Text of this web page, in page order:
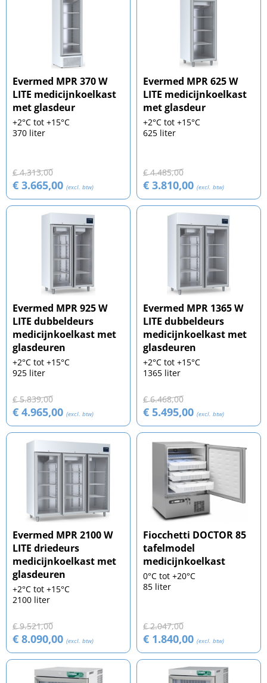
Evermed MPR 370 W
LITE medicijnkoelkast
met glasdeur
+2°C tot +15°C
370 liter
€ 4.313,00
€ 3.665,00 (excl. btw)
Evermed MPR 625 W
LITE medicijnkoelkast
met glasdeur
+2°C tot +15°C
625 liter
€ 4.485,00
€ 3.810,00 (excl. btw)
Evermed MPR 925 W
LITE dubbeldeurs
medicijnkoelkast met
glasdeuren
+2°C tot +15°C
925 liter
€ 5.839,00
€ 4.965,00 (excl. btw)
Evermed MPR 1365 W
LITE dubbeldeurs
medicijnkoelkast met
glasdeuren
+2°C tot +15°C
1365 liter
€ 6.468,00
€ 5.495,00 (excl. btw)
Evermed MPR 2100 W
LITE driedeurs
medicijnkoelkast met
glasdeuren
+2°C tot +15°C
2100 liter
€ 9.521,00
€ 8.090,00 (excl. btw)
Fiocchetti DOCTOR 85
tafelmodel
medicijnkoelkast
0°C tot +20°C
85 liter
€ 2.047,00
€ 1.840,00 (excl. btw)